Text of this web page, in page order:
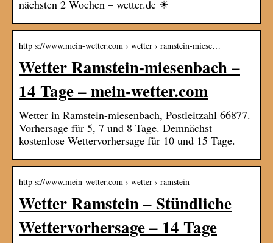
nächsten 2 Wochen – wetter.de ☀
http s://www.mein-wetter.com › wetter › ramstein-miese…
Wetter Ramstein-miesenbach –
14 Tage – mein-wetter.com
Wetter in Ramstein-miesenbach, Postleitzahl 66877.
Vorhersage für 5, 7 und 8 Tage. Demnächst
kostenlose Wettervorhersage für 10 und 15 Tage.
http s://www.mein-wetter.com › wetter › ramstein
Wetter Ramstein – Stündliche
Wettervorhersage – 14 Tage